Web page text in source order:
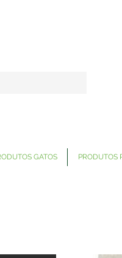
GATOS PRODUTOS